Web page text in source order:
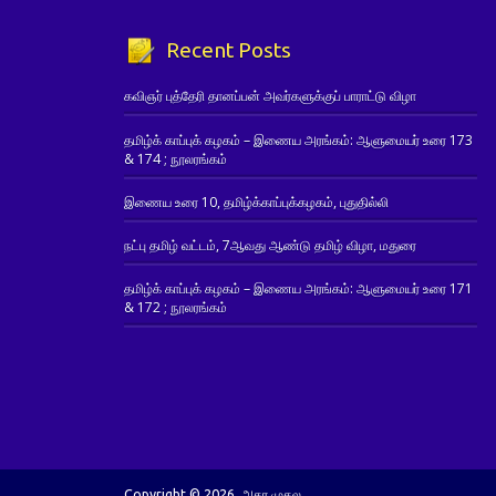
Recent Posts
கவிஞர் புத்தேரி தானப்பன் அவர்களுக்குப் பாராட்டு விழா
தமிழ்க் காப்புக் கழகம் – இணைய அரங்கம்: ஆளுமையர் உரை 173
& 174 ; நூலரங்கம்
இணைய உரை 10, தமிழ்க்காப்புக்கழகம், புதுதில்லி
நட்பு தமிழ் வட்டம், 7ஆவது ஆண்டு தமிழ் விழா, மதுரை
தமிழ்க் காப்புக் கழகம் – இணைய அரங்கம்: ஆளுமையர் உரை 171
& 172 ; நூலரங்கம்